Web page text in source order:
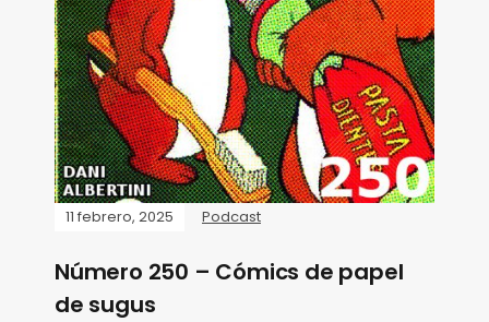
11 febrero, 2025 Podcast
Número 250 – Cómics de papel
de sugus